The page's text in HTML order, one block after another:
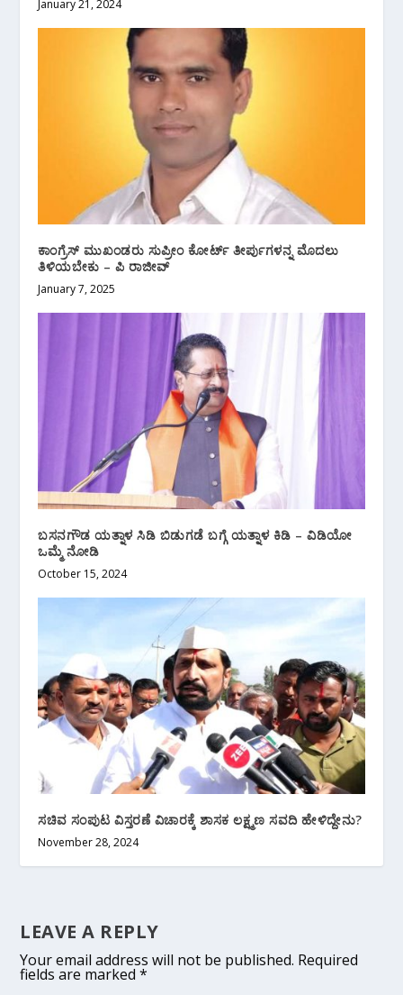
January 21, 2024
ಕಾಂಗ್ರೆಸ್ ಮುಖಂಡರು ಸುಪ್ರೀಂ ಕೋರ್ಟ್ ತೀರ್ಪುಗಳನ್ನ ಮೊದಲು
ತಿಳಿಯಬೇಕು – ಪಿ ರಾಜೀವ್
January 7, 2025
ಬಸನಗೌಡ ಯತ್ನಾಳ ಸಿಡಿ ಬಿಡುಗಡೆ ಬಗ್ಗೆ ಯತ್ನಾಳ ಕಿಡಿ – ವಿಡಿಯೋ
ಒಮ್ಮೆ ನೋಡಿ
October 15, 2024
ಸಚಿವ ಸಂಪುಟ ವಿಸ್ತರಣೆ ವಿಚಾರಕ್ಕೆ ಶಾಸಕ ಲಕ್ಷ್ಮಣ ಸವದಿ ಹೇಳಿದ್ದೇನು?
November 28, 2024
LEAVE A REPLY
Your email address will not be published. Required
fields are marked*